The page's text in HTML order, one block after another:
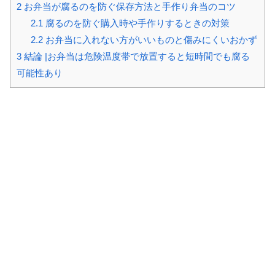
2 お弁当が腐るのを防ぐ保存方法と手作り弁当のコツ
2.1 腐るのを防ぐ購入時や手作りするときの対策
2.2お弁当に入れない方がいいものと傷みにくいおかず
3 結論 |お弁当は危険温度帯で放置すると短時間でも腐る
可能性あり